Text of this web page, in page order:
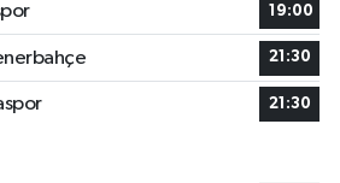
19:00
21:30
21:30